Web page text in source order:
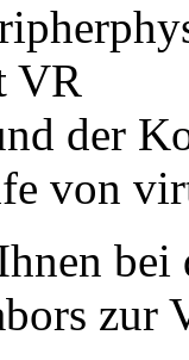
VR
der
von
zur